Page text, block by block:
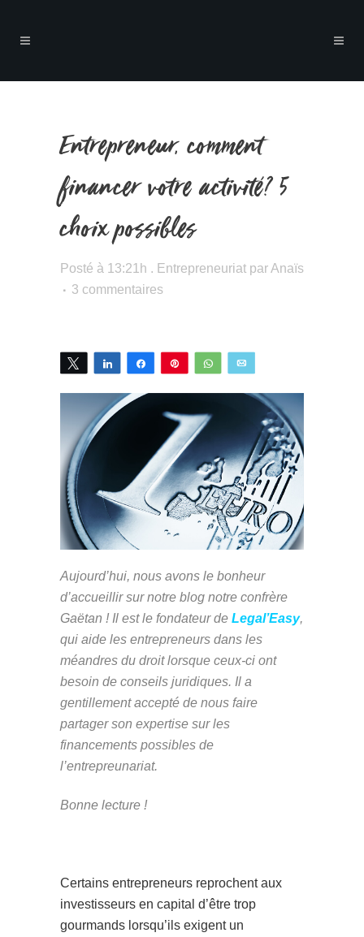
Entrepreneur, comment
financer votre activité? 5
choix possibles
Posté à 13:21h . Entrepreneuriat parAnaïs
3 commentaires
Tweetez Partagez Partagez Épingle WhatsApp
Aujourd’hui, nous avons le bonheur
d’accueillir sur notre blog notre confrère
Gaëtan ! Il est le fondateur de Legal’Easy,
qui aide les entrepreneurs dans les
méandres du droit lorsque ceux-ci ont
besoin de conseils juridiques. Il a
gentillement accepté de nous faire
partager son expertise sur les
financements possibles de
l’entrepreunariat.
Bonne lecture !
Certains entrepreneurs reprochent aux
investisseurs en capital d’être trop
gourmands lorsqu’ils exigent un